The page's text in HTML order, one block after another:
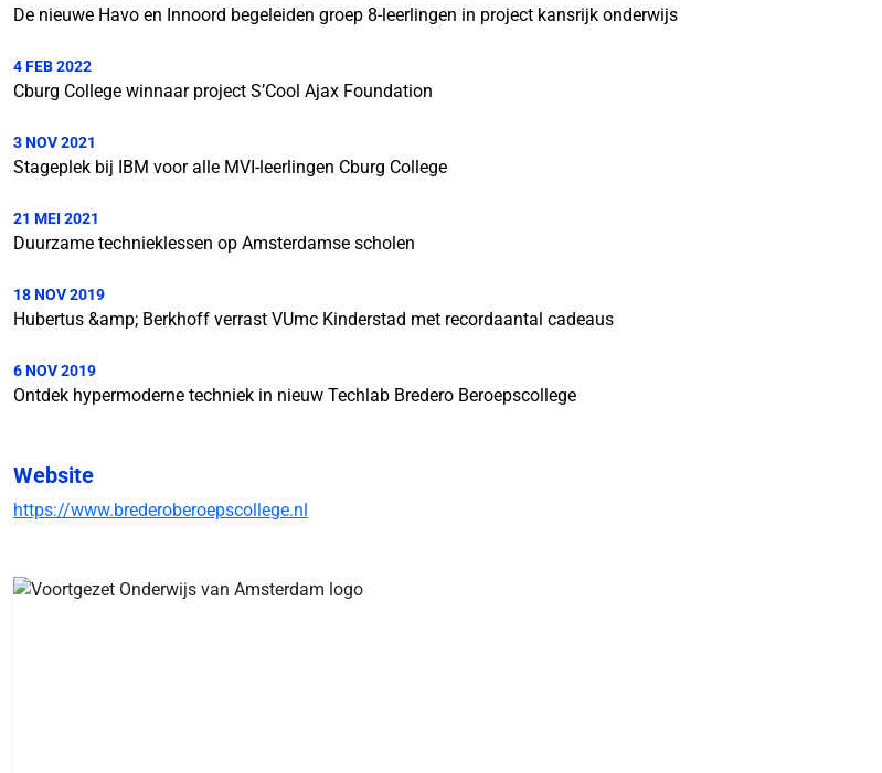
De nieuwe Havo en Innoord begeleiden groep 8-leerlingen in project kansrijk onderwijs
4 FEB 2022
Cburg College winnaar project S’Cool Ajax Foundation
3 NOV 2021
Stageplek bij IBM voor alle MVI-leerlingen Cburg College
21 MEI 2021
Duurzame technieklessen op Amsterdamse scholen
18 NOV 2019
Hubertus &amp; Berkhoff verrast VUmc Kinderstad met recordaantal cadeaus
6 NOV 2019
Ontdek hypermoderne techniek in nieuw Techlab Bredero Beroepscollege
Website
https://www.brederoberoepscollege.nl